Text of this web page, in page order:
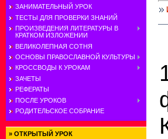
ЗАНИМАТЕЛЬНЫЙ УРОК
ТЕСТЫ ДЛЯ ПРОВЕРКИ ЗНАНИЙ
ПРОИЗВЕДЕНИЯ ЛИТЕРАТУРЫ В
КРАТКОМ ИЗЛОЖЕНИИ
ВЕЛИКОЛЕПНАЯ СОТНЯ
ОСНОВЫ ПРАВОСЛАВНОЙ КУЛЬТУРЫ
КРОССВОДЫ К УРОКАМ
ЗАЧЕТЫ
РЕФЕРАТЫ
ПОСЛЕ УРОКОВ
РОДИТЕЛЬСКОЕ СОБРАНИЕ
» ОТКРЫТЫЙ УРОК